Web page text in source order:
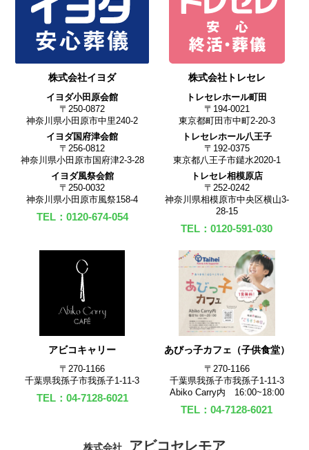
株式会社イヨダ
イヨダ小田原会館
〒250-0872
神奈川県小田原市中里240-2
イヨダ国府津会館
〒256-0812
神奈川県小田原市国府津2-3-28
イヨダ風祭会館
〒250-0032
神奈川県小田原市風祭158-4
TEL：0120-674-054
株式会社トレセレ
トレセレホール町田
〒194-0021
東京都町田市中町2-20-3
トレセレホール八王子
〒192-0375
東京都八王子市鑓水2020-1
トレセレ相模原店
〒252-0242
神奈川県相模原市中央区横山3-
28-15
TEL：0120-591-030
アビコキャリー
〒270‐1166
千葉県我孫子市我孫子1-11-3
TEL：04-7128-6021
あびっ子カフェ（子供食堂）
〒270‐1166
千葉県我孫子市我孫子1-11-3
Abiko Carry内 16:00~18:00
TEL：04-7128-6021
株式会社 アビコセレモア